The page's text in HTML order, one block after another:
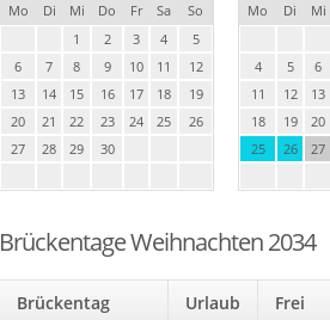
Mo Di Mi Do Fr Sa
So
1
2 3 4
5
6
7 8 9 10 11
12
13
14 15 16 17 18
19
20
21 22 23 24 25
26
27
28 29 30
Mo Di Mi
4
5 6
11
12 13
18
19 20
25
26 27
Brückentage Weihnachten 2034
Brückentag Urlaub Frei